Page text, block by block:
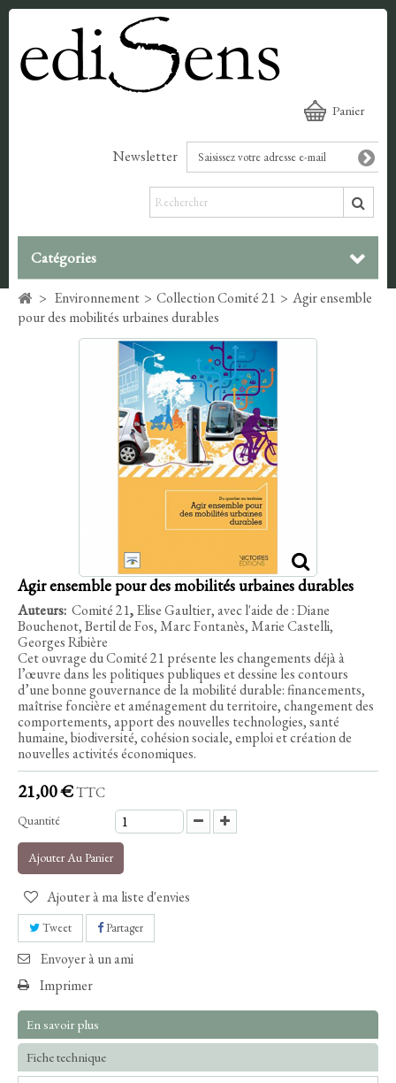
Panier
Newsletter
Catégories
> Environnement > Collection Comité 21 > Agir ensemble
pour des mobilités urbaines durables
Agir ensemble pour des mobilités urbaines durables
Auteurs: Comité 21,Elise Gaultier, avec l'aide de : Diane
Bouchenot, Bertil de Fos, Marc Fontanès, Marie Castelli,
Georges Ribière
Cet ouvrage du Comité 21 présente les changements déjà à
l’œuvre dans les politiques publiques et dessine les contours
d’une bonne gouvernance de la mobilité durable: financements,
maîtrise foncière et aménagement du territoire, changement des
comportements, apport des nouvelles technologies, santé
humaine, biodiversité, cohésion sociale, emploi et création de
nouvelles activités économiques.
21,00 €TTC
Quantité
Ajouter Au Panier
Ajouter à ma liste d'envies
Tweet Partager
Envoyer à un ami
Imprimer
En savoir plus
Fiche technique